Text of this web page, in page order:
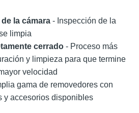
la cámara - Inspección de la
limpia
cerrado - Proceso más
y limpieza para que termine
velocidad​
gama de removedores con
y accesorios disponibles